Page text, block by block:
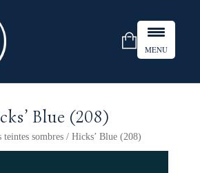
Blue (208)
teintes sombres / Hicks’ Blue (208)
MENU